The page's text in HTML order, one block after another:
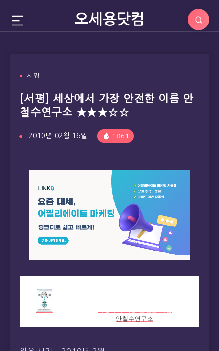
오세용닷컴
서평
[서평] 세상에서 가장 안전한 이름 안
철수연구소 ★★★☆☆
2010년 02월 16일 1861
안철수연구소